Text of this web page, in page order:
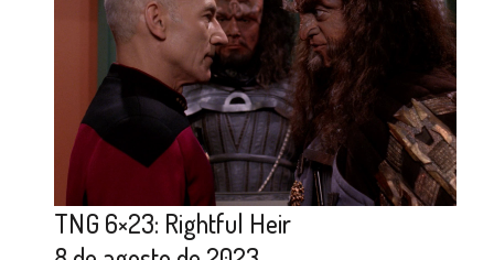
TNG 6×23: Rightful Heir